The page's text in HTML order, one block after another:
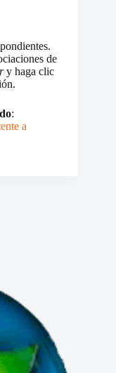
de
y haga clic
:
a